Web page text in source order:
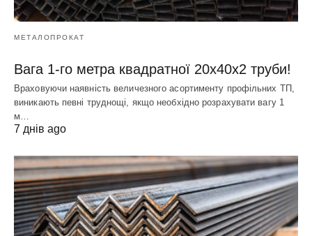
МЕТАЛОПРОКАТ
Вага 1-го метра квадратної 20х40х2 труби!
Враховуючи наявність величезного асортименту профільних ТП,
виникають певні труднощі, якщо необхідно розрахувати вагу 1
м…
7 днів ago